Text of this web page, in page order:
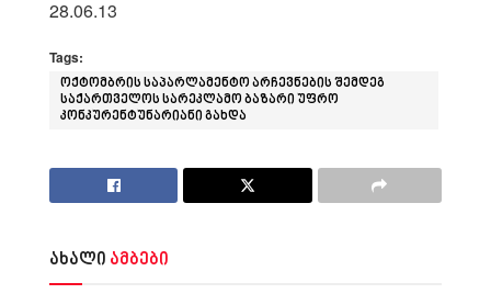
28.06.13
Tags:
ოქტომბრის საპარლამენტო არჩევნების შემდეგ
საქართველოს სარეკლამო ბაზარი უფრო
კონკურენტუნარიანი გახდა
ახალი ამბები